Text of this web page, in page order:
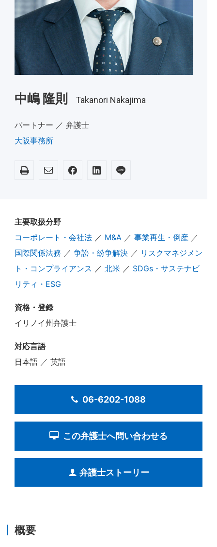
中嶋 隆則 Takanori Nakajima
パートナー ／ 弁護士
大阪事務所
主要取扱分野
コーポレート・会社法 ／ M&A ／ 事業再生・倒産 ／
国際関係法務 ／ 争訟・紛争解決 ／ リスクマネジメン
ト・コンプライアンス ／ 北米 ／ SDGs・サステナビ
リティ・ESG
資格・登録
イリノイ州弁護士
対応言語
日本語 ／ 英語
06-6202-1088
この弁護士へ問い合わせる
弁護士ストーリー
概要